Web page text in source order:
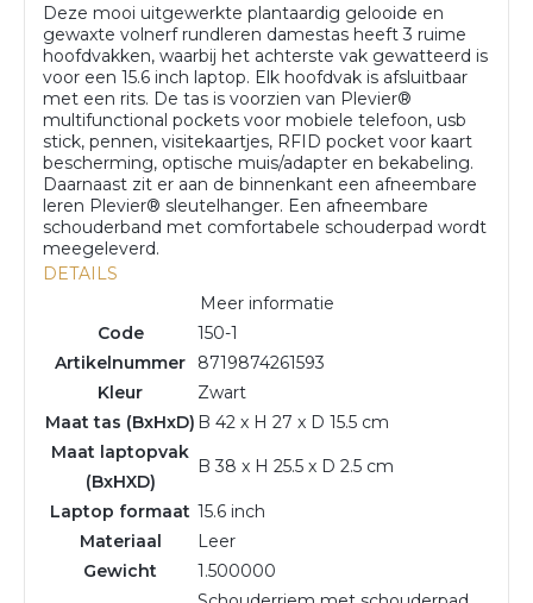
Deze mooi uitgewerkte plantaardig gelooide en
gewaxte volnerf rundleren damestas heeft 3 ruime
hoofdvakken, waarbij het achterste vak gewatteerd is
voor een 15.6 inch laptop. Elk hoofdvak is afsluitbaar
met een rits. De tas is voorzien van Plevier®
multifunctional pockets voor mobiele telefoon, usb
stick, pennen, visitekaartjes, RFID pocket voor kaart
bescherming, optische muis/adapter en bekabeling.
Daarnaast zit er aan de binnenkant een afneembare
leren Plevier® sleutelhanger. Een afneembare
schouderband met comfortabele schouderpad wordt
meegeleverd.
DETAILS
Meer informatie
Code
150-1
Artikelnummer
8719874261593
Kleur
Zwart
Maat tas (BxHxD) B 42 x H 27 x D 15.5 cm
Maat laptopvak
(BxHXD)
B 38 x H 25.5 x D 2.5 cm
Laptop formaat 15.6 inch
Materiaal
Leer
Gewicht
1.500000